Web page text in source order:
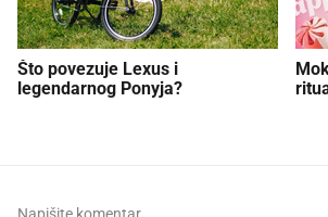
Što povezuje Lexus i
legendarnog Ponyja?